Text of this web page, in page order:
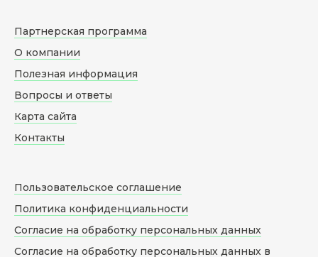
Партнерская программа
О компании
Полезная информация
Вопросы и ответы
Карта сайта
Контакты
Пользовательское соглашение
Политика конфиденциальности
Согласие на обработку персональных данных
Согласие на обработку персональных данных в